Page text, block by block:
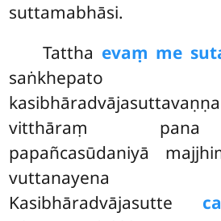
suttamabhāsi.
Tattha evaṃ me
saṅkhepato
vitthāraṃ pana
papañcasūdaniyā
vuttanayena
Kasibhāradvājasutte ca